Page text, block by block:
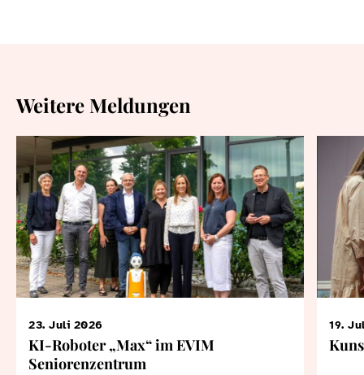
Weitere Meldungen
23. Juli 2026
KI-Roboter „Max“ im EVIM
Seniorenzentrum
19.